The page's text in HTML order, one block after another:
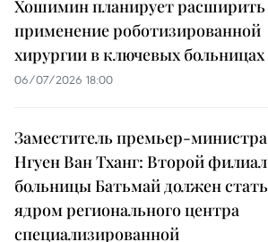
Хошимин планирует расширить
применение роботизированной
хирургии в ключевых больницах
06/07/2026 18:00
Заместитель премьер-министра
Нгуен Ван Тханг: Второй филиал
больницы Батьмай должен стать
ядром регионального центра
специализированной